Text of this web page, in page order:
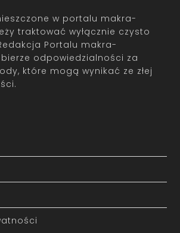
w portalu makra-
traktować wyłącznie czysto
Portalu makra-
odpowiedzialności za
które mogą wynikać ze złej